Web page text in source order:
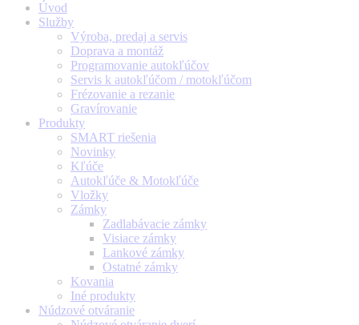
new
window
Úvod
Služby
Výroba, predaj a servis
Doprava a montáž
Programovanie autokľúčov
Servis k autokľúčom / motokľúčom
Frézovanie a rezanie
Gravírovanie
Produkty
SMART riešenia
Novinky
Kľúče
Autokľúče & Motokľúče
Vložky
Zámky
Zadlabávacie zámky
Visiace zámky
Lankové zámky
Ostatné zámky
Kovania
Iné produkty
Núdzové otváranie